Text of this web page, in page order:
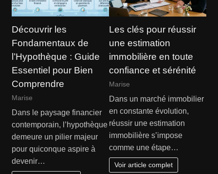
Découvrir les
Fondamentaux de
l’Hypothèque : Guide
Essentiel pour Bien
Comprendre
Marise
Dans le paysage financier
contemporain, l’hypothèque
demeure un pilier majeur
pour quiconque aspire à
devenir…
Les clés pour réussir
une estimation
immobilière en toute
confiance et sérénité
Marise
Dans un marché immobilier
en constante évolution,
réussir une estimation
immobilière s’impose
comme une étape…
Voir article complet